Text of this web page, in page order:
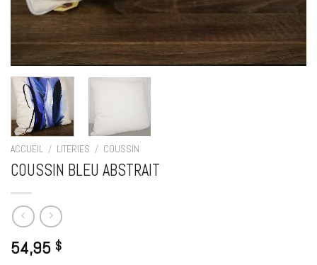
ACCUEIL / LITERIES / COUSSIN
COUSSIN BLEU ABSTRAIT
54,95 $